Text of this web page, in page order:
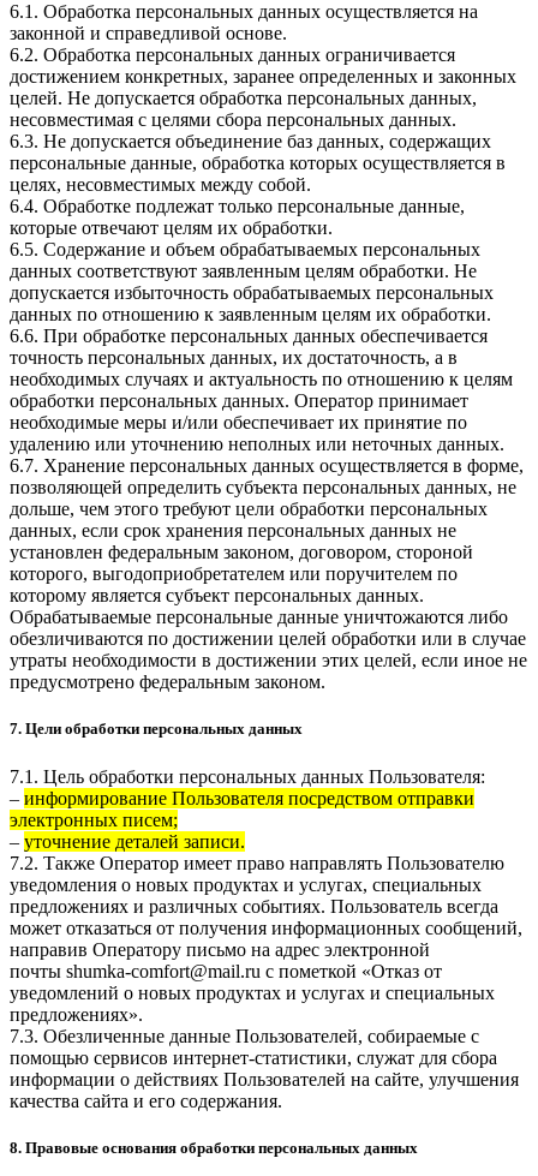
6.1. Обработка персональных данных осуществляется на
законной и справедливой основе.
6.2. Обработка персональных данных ограничивается
достижением конкретных, заранее определенных и законных
целей. Не допускается обработка персональных данных,
несовместимая с целями сбора персональных данных.
6.3. Не допускается объединение баз данных, содержащих
персональные данные, обработка которых осуществляется в
целях, несовместимых между собой.
6.4. Обработке подлежат только персональные данные,
которые отвечают целям их обработки.
6.5. Содержание и объем обрабатываемых персональных
данных соответствуют заявленным целям обработки. Не
допускается избыточность обрабатываемых персональных
данных по отношению к заявленным целям их обработки.
6.6. При обработке персональных данных обеспечивается
точность персональных данных, их достаточность, а в
необходимых случаях и актуальность по отношению к целям
обработки персональных данных. Оператор принимает
необходимые меры и/или обеспечивает их принятие по
удалению или уточнению неполных или неточных данных.
6.7. Хранение персональных данных осуществляется в форме,
позволяющей определить субъекта персональных данных, не
дольше, чем этого требуют цели обработки персональных
данных, если срок хранения персональных данных не
установлен федеральным законом, договором, стороной
которого, выгодоприобретателем или поручителем по
которому является субъект персональных данных.
Обрабатываемые персональные данные уничтожаются либо
обезличиваются по достижении целей обработки или в случае
утраты необходимости в достижении этих целей, если иное не
предусмотрено федеральным законом.
7. Цели обработки персональных данных
7.1. Цель обработки персональных данных Пользователя:
– информирование Пользователя посредством отправки
электронных писем;
– уточнение деталей записи.
7.2. Также Оператор имеет право направлять Пользователю
уведомления о новых продуктах и услугах, специальных
предложениях и различных событиях. Пользователь всегда
может отказаться от получения информационных сообщений,
направив Оператору письмо на адрес электронной
почты shumka-comfort@mail.ru с пометкой «Отказ от
уведомлений о новых продуктах и услугах и специальных
предложениях».
7.3. Обезличенные данные Пользователей, собираемые с
помощью сервисов интернет-статистики, служат для сбора
информации о действиях Пользователей на сайте, улучшения
качества сайта и его содержания.
8. Правовые основания обработки персональных данных